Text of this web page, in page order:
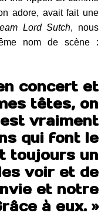
adore, avait fait une
Lord Sutch, nous
nom de scène :
concert et
têtes, on
vraiment
qui font le
toujours un
voir et de
et notre
à eux. »